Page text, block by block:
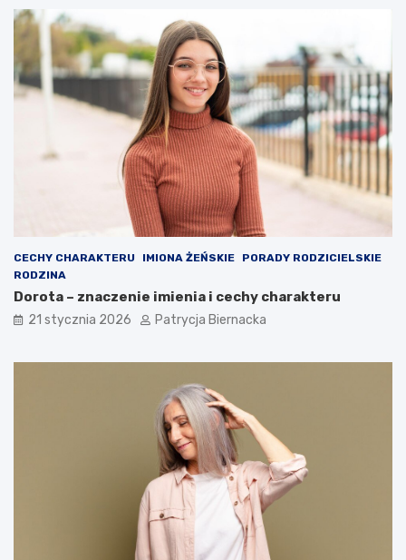
o
p
a
k
?
CECHY CHARAKTERU IMIONA ŻEŃSKIE
PORADY RODZICIELSKIE
RODZINA
Dorota – znaczenie imienia i cechy charakteru
21 stycznia 2026 Patrycja Biernacka